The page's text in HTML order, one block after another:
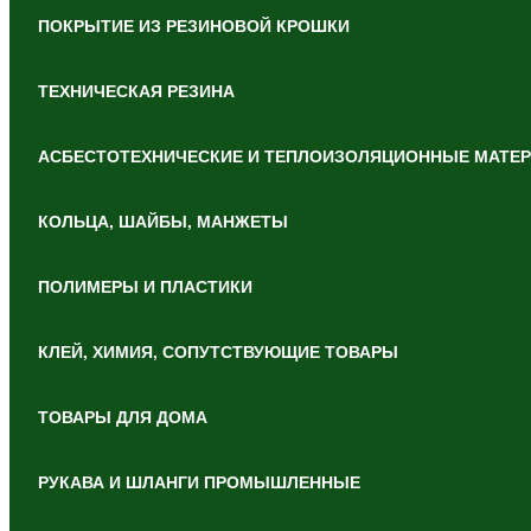
ПОКРЫТИЕ ИЗ РЕЗИНОВОЙ КРОШКИ
ТЕХНИЧЕСКАЯ РЕЗИНА
АСБЕСТОТЕХНИЧЕСКИЕ И ТЕПЛОИЗОЛЯЦИОННЫЕ
КОЛЬЦА, ШАЙБЫ, МАНЖЕТЫ
ПОЛИМЕРЫ И ПЛАСТИКИ
КЛЕЙ, ХИМИЯ, СОПУТСТВУЮЩИЕ ТОВАРЫ
ТОВАРЫ ДЛЯ ДОМА
РУКАВА И ШЛАНГИ ПРОМЫШЛЕННЫЕ